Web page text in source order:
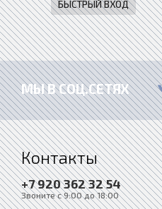
МЫ В СОЦ.СЕТЯХ
Контакты
+7 920 362 32 54
Звоните с 9:00 до 18:00